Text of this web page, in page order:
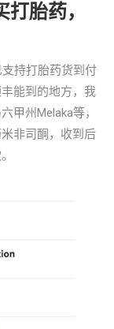
胎药，
持打胎药货到付
能到的地方，我
甲州Melaka等，
非司酮，收到后